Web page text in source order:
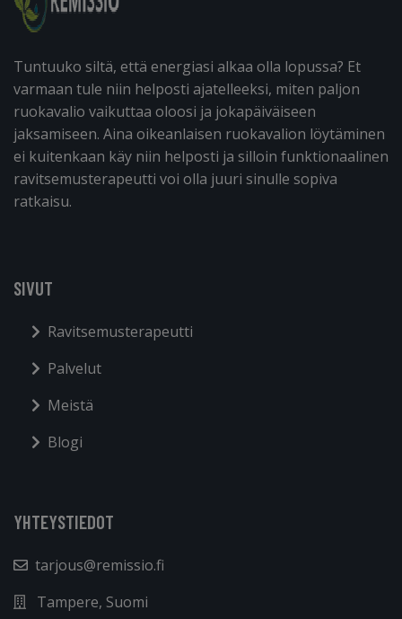
Tuntuuko siltä, että energiasi alkaa olla lopussa? Et
varmaan tule niin helposti ajatelleeksi, miten paljon
ruokavalio vaikuttaa oloosi ja jokapäiväiseen
jaksamiseen. Aina oikeanlaisen ruokavalion löytäminen
ei kuitenkaan käy niin helposti ja silloin funktionaalinen
ravitsemusterapeutti voi olla juuri sinulle sopiva
ratkaisu.
SIVUT
Ravitsemusterapeutti
Palvelut
Meistä
Blogi
YHTEYSTIEDOT
tarjous@remissio.fi
Tampere, Suomi